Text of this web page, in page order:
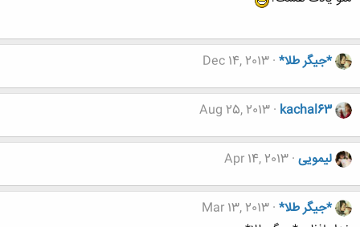
*جیگر طلا* Dec 14, 2013
kachal63
Aug 25, 2013
لیمویی Apr 14, 2013
*جیگر طلا* Mar 13, 2013